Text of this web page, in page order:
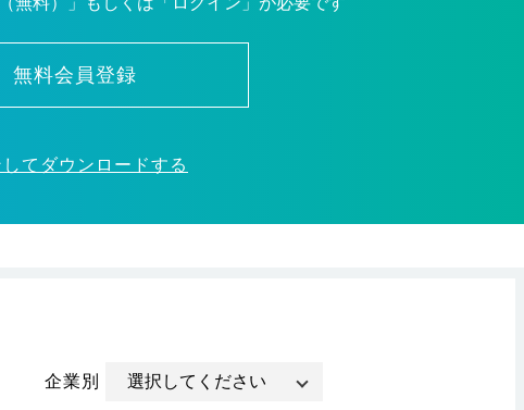
無料会員登録
てダウンロードする
企業別